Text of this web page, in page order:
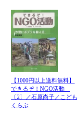
【1000円以上送料無料】
できるぞ！NGO活動
〔2〕／石原尚子／こども
くらぶ